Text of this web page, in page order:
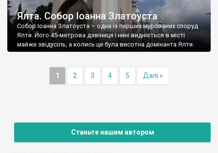
Ялта. Собор Іоанна Златоуста
Собор Іоанна Златоуста – одна із перших мурованих споруд
Ялти. Його 45-метрова дзвіниця і нині видніється в місті
майже звідусіль, а колись це була висотна домінанта Ялти.
1 2 3 4 5 Далі »
Станьте нашим автором